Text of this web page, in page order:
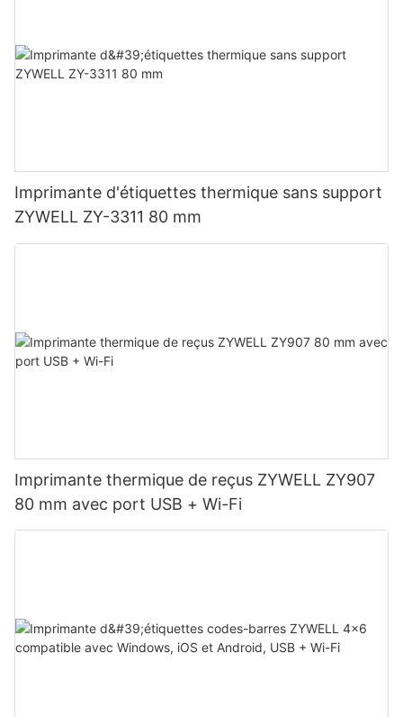
Imprimante d'étiquettes thermique sans support
ZYWELL ZY-3311 80 mm
Imprimante thermique de reçus ZYWELL ZY907
80 mm avec port USB + Wi-Fi